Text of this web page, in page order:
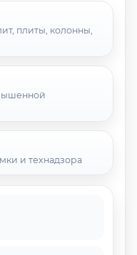
плиты, колонны,
и технадзора